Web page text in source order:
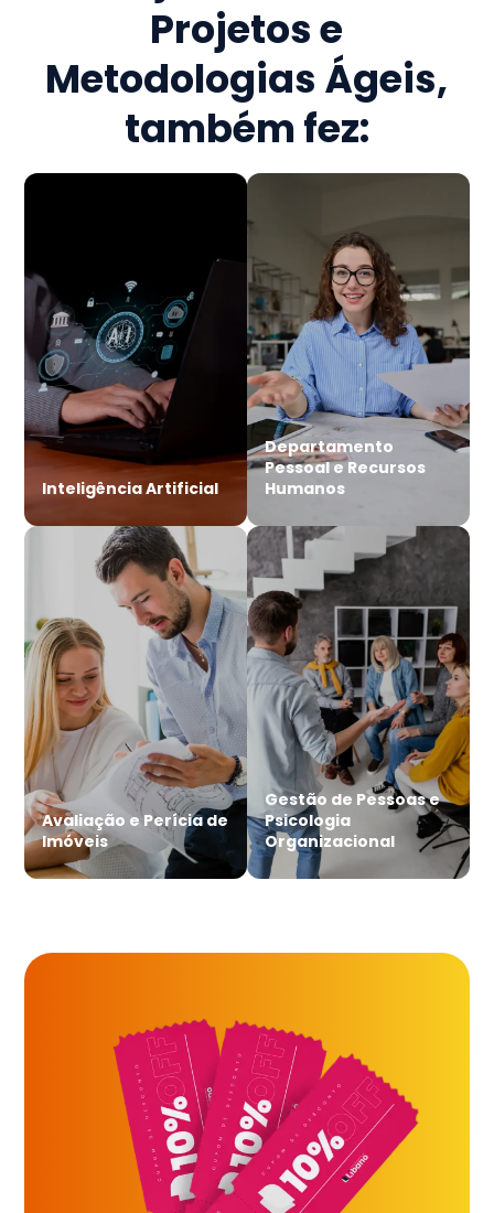
Projetos e
Metodologias Ágeis,
também fez:
Inteligência Artificial
Departamento
Pessoal e Recursos
Humanos
Avaliação e Perícia de
Imóveis
Gestão de Pessoas e
Psicologia
Organizacional